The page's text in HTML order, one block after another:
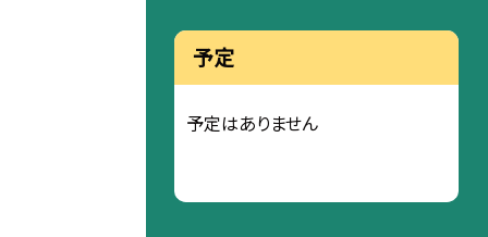
予定
予定はありません